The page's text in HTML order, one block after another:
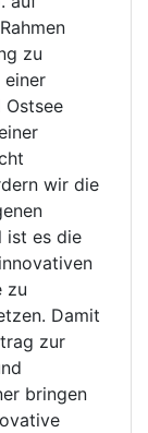
zu
einer
wir die
ist es die
zu
Damit
zur
bringen